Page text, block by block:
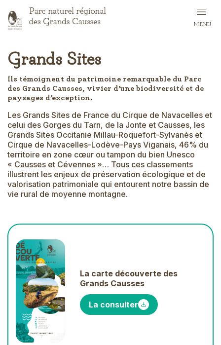
to
main
MENU
Grands Sites
Ils témoignent du patrimoine remarquable du Parc
des Grands Causses, vivier d’une biodiversité et de
paysages d’exception.
Les Grands Sites de France du Cirque de Navacelles et
celui des Gorges du Tarn, de la Jonte et Causses, les
Grands Sites Occitanie Millau-Roquefort-Sylvanès et
Cirque de Navacelles-Lodève-Pays Viganais, 46% du
territoire en zone cœur ou tampon du bien Unesco
« Causses et Cévennes »… Tous ces classements
illustrent les enjeux de préservation écologique et de
valorisation patrimoniale qui entourent notre bassin de
vie rural de moyenne montagne.
La carte découverte des
Grands Causses
La consulter